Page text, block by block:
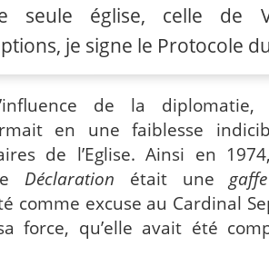
seule église, celle de
je signe le Protocole
de la
en une faiblesse
de l’Eglise. Ainsi en
Déclaration était une gaffe
comme excuse au Cardinal
force, qu’elle avait été